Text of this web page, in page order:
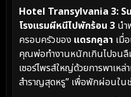
Hotel Transylvania 3:
โรงแรมผีหนีไปพักร้อน 3 นำ
ครอบครัวของ แดรกคูลา เมื่
คุณพ่อทำงานหนักเกินไปจนลื
เซอร์ไพรส์ใหญ่ด้วยการพาเห
สำราญสุดหรู” เพื่อพักผ่อนใน